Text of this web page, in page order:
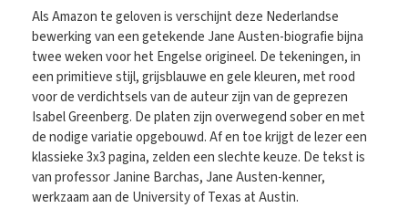
Als Amazon te geloven is verschijnt deze Nederlandse
bewerking van een getekende Jane Austen-biografie bijna
twee weken voor het Engelse origineel. De tekeningen, in
een primitieve stijl, grijsblauwe en gele kleuren, met rood
voor de verdichtsels van de auteur zijn van de geprezen
Isabel Greenberg. De platen zijn overwegend sober en met
de nodige variatie opgebouwd. Af en toe krijgt de lezer een
klassieke 3x3 pagina, zelden een slechte keuze. De tekst is
van professor Janine Barchas, Jane Austen-kenner,
werkzaam aan de University of Texas at Austin.